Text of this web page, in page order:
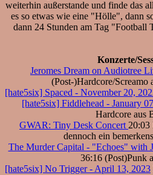
weiterhin außerstande und finde das
es so etwas wie eine "Hölle", dann
dann 24 Stunden am Tag "Football
Konzerte/
Jeromes Dream on Audiotree
(Post-)Hardcore/Screamo
[hate5six] Spaced - November 20,
[hate5six] Fiddlehead - January
Hardcore aus
GWAR: Tiny Desk Concert 20:03
dennoch ein
The Murder Capital - "Echoes" with
36:16 (Post)Punk
[hate5six] No Trigger - April 13, 2023